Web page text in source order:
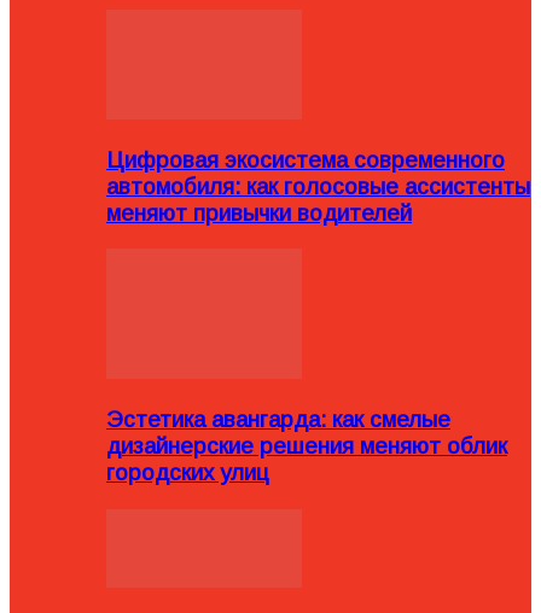
Цифровая экосистема современного
автомобиля: как голосовые ассистенты
меняют привычки водителей
Эстетика авангарда: как смелые
дизайнерские решения меняют облик
городских улиц